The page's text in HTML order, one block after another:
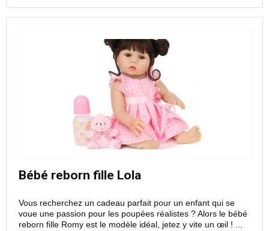
Bébé reborn fille Lola
Vous recherchez un cadeau parfait pour un enfant qui se
voue une passion pour les poupées réalistes ? Alors le bébé
reborn fille Romy est le modèle idéal, jetez y vite un œil ! ...